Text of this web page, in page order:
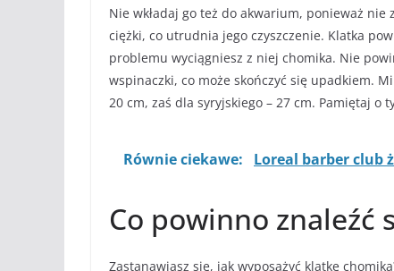
Nie wkładaj go też do akwarium, ponieważ
ciężki, co utrudnia jego czyszczenie. Klatka
problemu wyciągniesz z niej chomika. Nie
wspinaczki, co może skończyć się upadkiem.
20 cm, zaś dla syryjskiego – 27 cm. Pamiętaj o
Równie ciekawe: Loreal barber club
Co powinno znaleźć
Zastanawiasz się, jak wyposażyć klatkę